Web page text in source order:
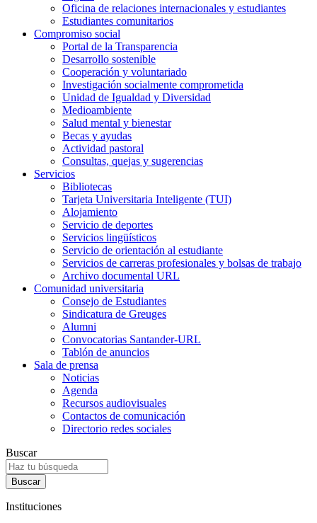
Oficina de relaciones internacionales y estudiantes
Estudiantes comunitarios
Compromiso social
Portal de la Transparencia
Desarrollo sostenible
Cooperación y voluntariado
Investigación socialmente comprometida
Unidad de Igualdad y Diversidad
Medioambiente
Salud mental y bienestar
Becas y ayudas
Actividad pastoral
Consultas, quejas y sugerencias
Servicios
Bibliotecas
Tarjeta Universitaria Inteligente (TUI)
Alojamiento
Servicio de deportes
Servicios lingüísticos
Servicio de orientación al estudiante
Servicios de carreras profesionales y bolsas de trabajo
Archivo documental URL
Comunidad universitaria
Consejo de Estudiantes
Sindicatura de Greuges
Alumni
Convocatorias Santander-URL
Tablón de anuncios
Sala de prensa
Noticias
Agenda
Recursos audiovisuales
Contactos de comunicación
Directorio redes sociales
Buscar
Instituciones